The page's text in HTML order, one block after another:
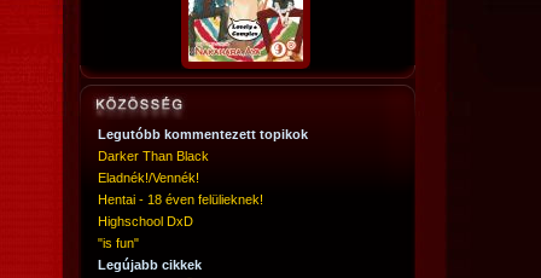
Legutóbb kommentezett topikok
Darker Than Black
Eladnék!/Vennék!
Hentai - 18 éven felülieknek!
Highschool DxD
"is fun"
Legújabb cikkek